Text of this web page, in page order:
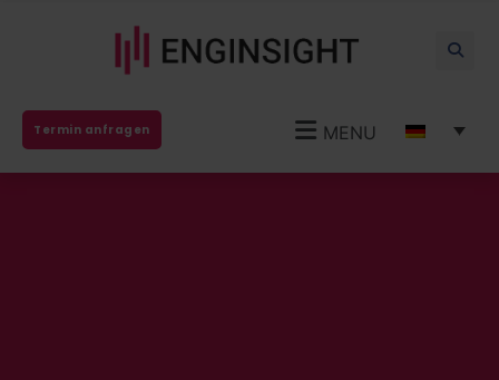
Termin anfragen MENU